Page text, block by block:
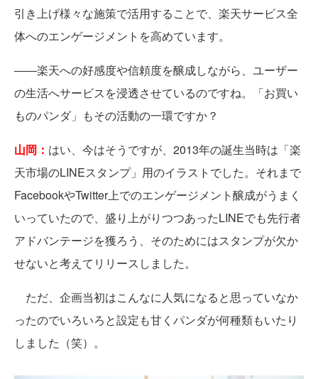
引き上げ様々な施策で活用することで、楽天サービス全
体へのエンゲージメントを高めています。
――楽天への好感度や信頼度を醸成しながら、ユーザー
の生活へサービスを浸透させているのですね。「お買い
ものパンダ」もその活動の一環ですか？
山岡： はい、今はそうですが、2013年の誕生当時は「楽
天市場のLINEスタンプ」用のイラストでした。それまで
FacebookやTwitter上でのエンゲージメント醸成がうまく
いっていたので、盛り上がりつつあったLINEでも先行者
アドバンテージを獲ろう、そのためにはスタンプが欠か
せないと考えてリリースしました。
ただ、企画当初はこんなに人気になると思っていなか
ったのでいろいろと設定も甘くパンダが何種類もいたり
しました（笑）。